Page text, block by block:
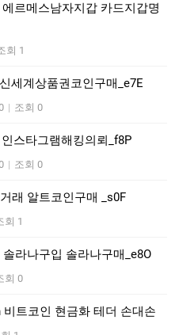
르메스남자지갑 카드지갑명
회 1
세계상품권코인구매_e7E
| 조회 0
인스타그램해킹의뢰_f8P
| 조회 0
래 알트코인구매 _s0F
회 1
라나구입 솔라나구매_e8O
회 0
비트코인 현금화 테더 손대손